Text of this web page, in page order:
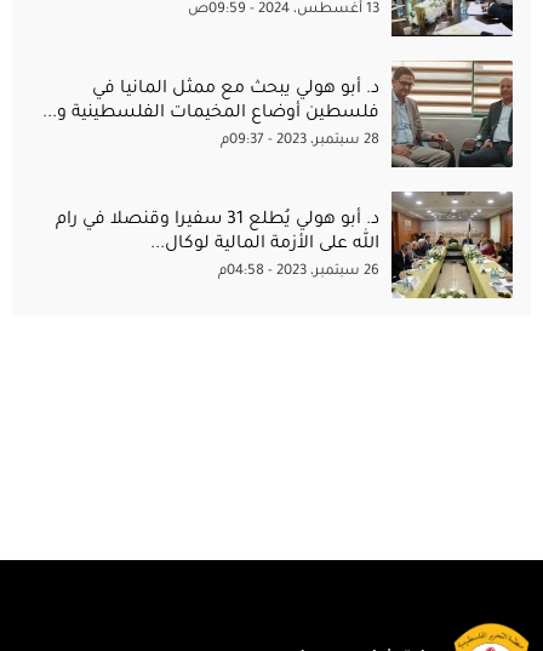
13 أغسطس، 2024 - 09:59ص
د. أبو هولي يبحث مع ممثل المانيا في
فلسطين أوضاع المخيمات الفلسطينية و...
28 سبتمبر، 2023 - 09:37م
د. أبو هولي يُطلع 31 سفيرا وقنصلا في رام
الله على الأزمة المالية لوكال...
26 سبتمبر، 2023 - 04:58م